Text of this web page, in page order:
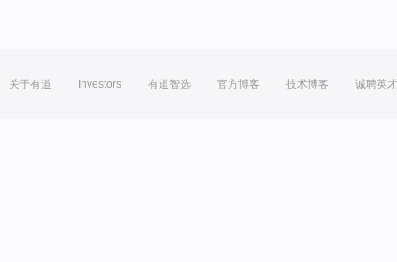
关于有道 Investors 有道智选 官方博客 技术博客 诚聘英才